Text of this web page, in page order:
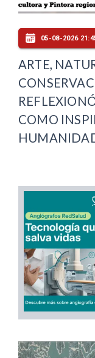
05-08-2026
ARTE,
COMO